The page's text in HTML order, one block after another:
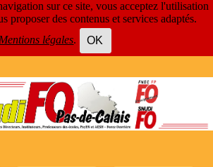
sur ce site, vous acceptez l'utilisation
proposer des contenus et services adaptés.
Mentions légales. OK